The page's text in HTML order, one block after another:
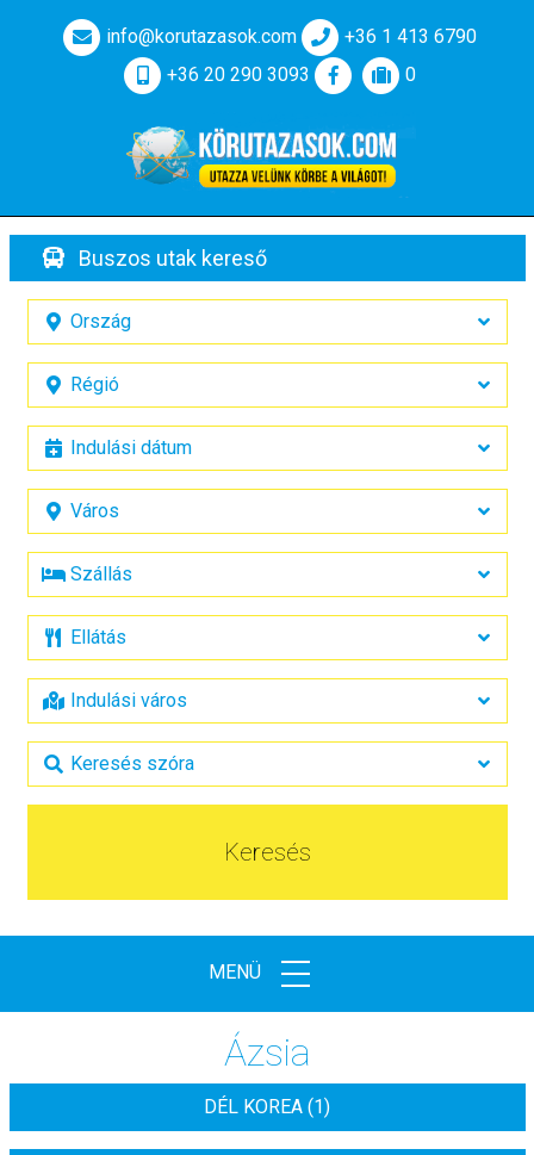
info@korutazasok.com
+36 1 413 6790
+36 20 290 3093
0
Buszos utak kereső
Keresés
MENÜ
Ázsia
DÉL KOREA (1)